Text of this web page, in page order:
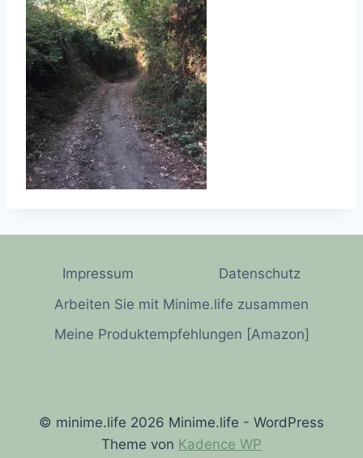
Impressum
Datenschutz
Arbeiten Sie mit Minime.life zusammen
Meine Produktempfehlungen [Amazon]
© minime.life 2026 Minime.life - WordPress
Theme von Kadence WP